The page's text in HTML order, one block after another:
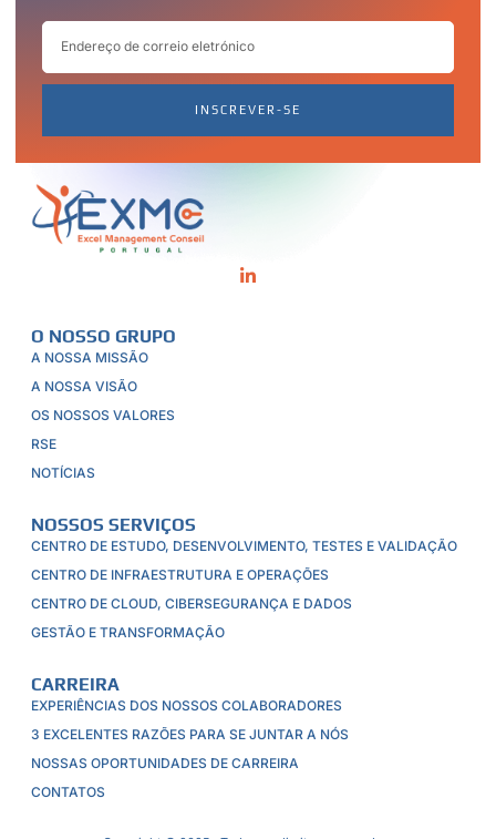
INSCREVER-SE
O NOSSO GRUPO
A NOSSA MISSÃO
A NOSSA VISÃO
OS NOSSOS VALORES
RSE
NOTÍCIAS
NOSSOS SERVIÇOS
CENTRO DE ESTUDO, DESENVOLVIMENTO, TESTES E VALIDAÇÃO
CENTRO DE INFRAESTRUTURA E OPERAÇÕES
CENTRO DE CLOUD, CIBERSEGURANÇA E DADOS
GESTÃO E TRANSFORMAÇÃO
CARREIRA
EXPERIÊNCIAS DOS NOSSOS COLABORADORES
3 EXCELENTES RAZÕES PARA SE JUNTAR A NÓS
NOSSAS OPORTUNIDADES DE CARREIRA
CONTATOS